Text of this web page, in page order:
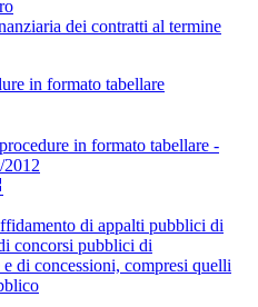
dei contratti al termine
in formato tabellare
in formato tabellare -
di appalti pubblici di
concorsi pubblici di
di concessioni, compresi quelli